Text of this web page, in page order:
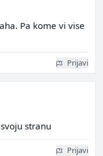
Pa kome vi vise
Prijavi
stranu
Prijavi